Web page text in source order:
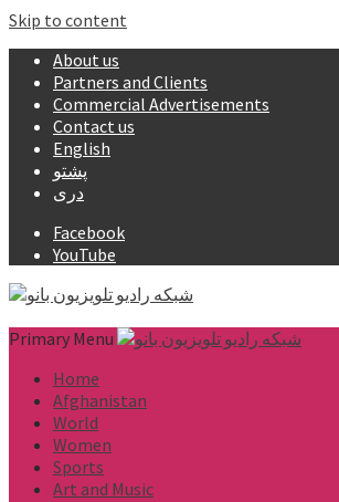
Skip to content
About us
Partners and Clients
Commercial Advertisements
Contact us
English
پشتو
دری
Facebook
YouTube
Primary Menu
Home
Afghanistan
World
Women
Sports
Art and Music